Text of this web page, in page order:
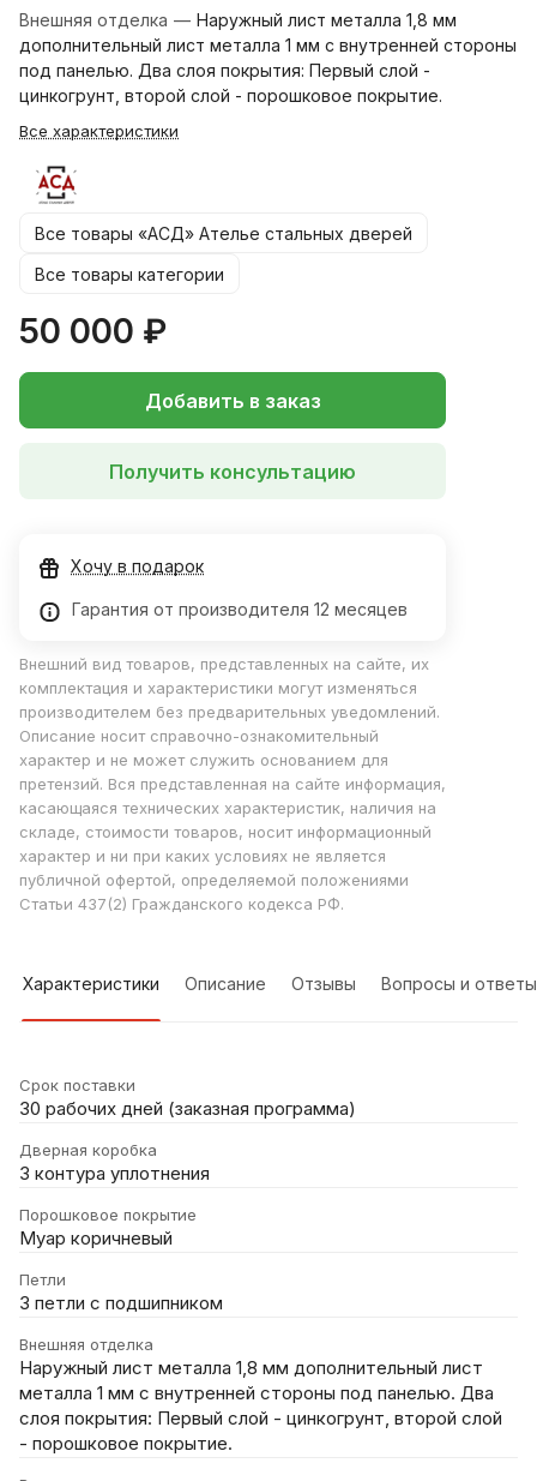
Внешняя отделка — Наружный лист металла 1,8 мм
дополнительный лист металла 1 мм с внутренней стороны
под панелью. Два слоя покрытия: Первый слой -
цинкогрунт, второй слой - порошковое покрытие.
Все характеристики
Все товары «АСД» Ателье стальных дверей
Все товары категории
50 000 ₽
Добавить в заказ
Получить консультацию
Хочу в подарок
Гарантия от производителя 12 месяцев
Внешний вид товаров, представленных на сайте, их
комплектация и характеристики могут изменяться
производителем без предварительных уведомлений.
Описание носит справочно-ознакомительный
характер и не может служить основанием для
претензий. Вся представленная на сайте информация,
касающаяся технических характеристик, наличия на
складе, стоимости товаров, носит информационный
характер и ни при каких условиях не является
публичной офертой, определяемой положениями
Статьи 437(2) Гражданского кодекса РФ.
Характеристики Описание Отзывы Вопросы и ответы
Срок поставки
30 рабочих дней (заказная программа)
Дверная коробка
3 контура уплотнения
Порошковое покрытие
Муар коричневый
Петли
3 петли с подшипником
Внешняя отделка
Наружный лист металла 1,8 мм дополнительный лист
металла 1 мм с внутренней стороны под панелью. Два
слоя покрытия: Первый слой - цинкогрунт, второй слой
- порошковое покрытие.